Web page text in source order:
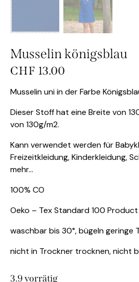
Musselin königsblau
CHF 13.00
Musselin uni in der Farbe
Dieser Stoff hat eine Breite von
von 130g/m2.
Kann verwendet werden für
Freizeitkleidung, Kinderkleidung,
mehr…
100% CO
Oeko – Tex Standard 100 Product
waschbar bis 30°, bügeln geringe
nicht in Trockner trocknen, nicht
3.9 vorrätig